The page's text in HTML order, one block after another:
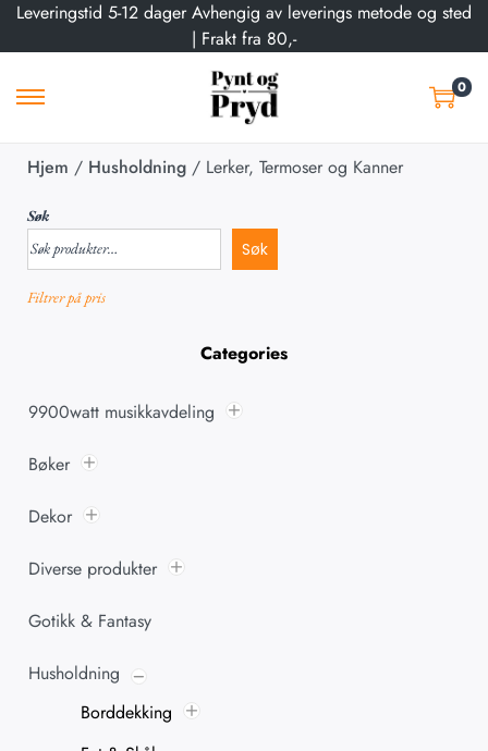
Leveringstid 5-12 dager Avhengig av leverings metode og sted
| Frakt fra 80,-
0
Hjem / Husholdning / Lerker, Termoser og Kanner
Søk
Søk
Filtrer på pris
Categories
9900watt musikkavdeling
Bøker
Dekor
Diverse produkter
Gotikk & Fantasy
Husholdning
Borddekking